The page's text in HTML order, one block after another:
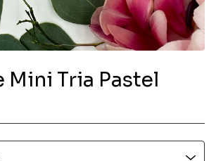
Mini Tria Pastel